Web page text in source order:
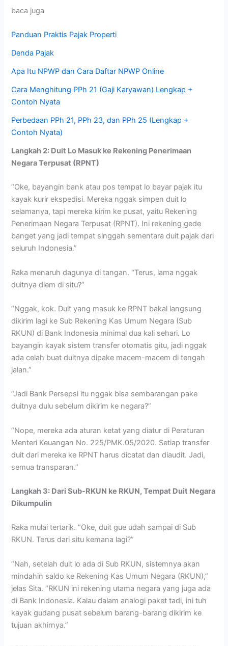
baca juga
Panduan Praktis Pajak Properti
Denda Pajak
Apa Itu NPWP dan Cara Daftar NPWP Online
Cara Menghitung PPh 21 (Gaji Karyawan) Lengkap +
Contoh Nyata
Perbedaan PPh 21, PPh 23, dan PPh 25 (Lengkap +
Contoh Nyata)
Langkah 2: Duit Lo Masuk ke Rekening Penerimaan
Negara Terpusat (RPNT)
“Oke, bayangin bank atau pos tempat lo bayar pajak itu
kayak kurir ekspedisi. Mereka nggak simpen duit lo
selamanya, tapi mereka kirim ke pusat, yaitu Rekening
Penerimaan Negara Terpusat (RPNT). Ini rekening gede
banget yang jadi tempat singgah sementara duit pajak dari
seluruh Indonesia.”
Raka menaruh dagunya di tangan. “Terus, lama nggak
duitnya diem di situ?”
“Nggak, kok. Duit yang masuk ke RPNT bakal langsung
dikirim lagi ke Sub Rekening Kas Umum Negara (Sub
RKUN) di Bank Indonesia minimal dua kali sehari. Lo
bayangin kayak sistem transfer otomatis gitu, jadi nggak
ada celah buat duitnya dipake macem-macem di tengah
jalan.”
“Jadi Bank Persepsi itu nggak bisa sembarangan pake
duitnya dulu sebelum dikirim ke negara?”
“Nope, mereka ada aturan ketat yang diatur di Peraturan
Menteri Keuangan No. 225/PMK.05/2020. Setiap transfer
duit dari mereka ke RPNT harus dicatat dan diaudit. Jadi,
semua transparan.”
Langkah 3: Dari Sub-RKUN ke RKUN, Tempat Duit Negara
Dikumpulin
Raka mulai tertarik. “Oke, duit gue udah sampai di Sub
RKUN. Terus dari situ kemana lagi?”
“Nah, setelah duit lo ada di Sub RKUN, sistemnya akan
mindahin saldo ke Rekening Kas Umum Negara (RKUN),”
jelas Sita. “RKUN ini rekening utama negara yang juga ada
di Bank Indonesia. Kalau dalam analogi paket tadi, ini tuh
kayak gudang pusat sebelum barang-barang dikirim ke
tujuan akhirnya.”